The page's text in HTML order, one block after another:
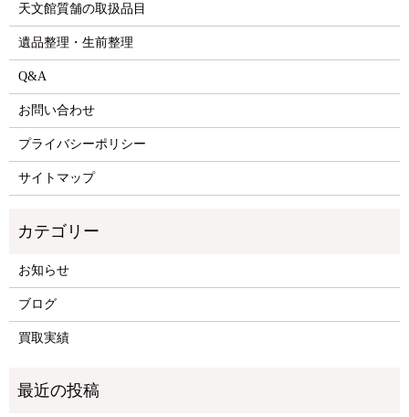
天文館質舗の取扱品目
遺品整理・生前整理
Q&A
お問い合わせ
プライバシーポリシー
サイトマップ
お知らせ
ブログ
買取実績